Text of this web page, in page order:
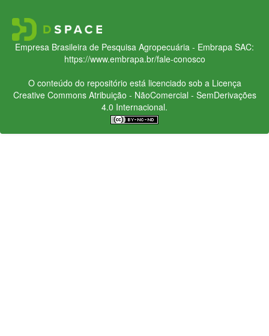
Empresa Brasileira de Pesquisa Agropecuária - Embrapa SAC:
https://www.embrapa.br/fale-conosco
O conteúdo do repositório está licenciado sob a Licença
Creative CommonsAtribuição - NãoComercial - SemDerivações
4.0 Internacional.